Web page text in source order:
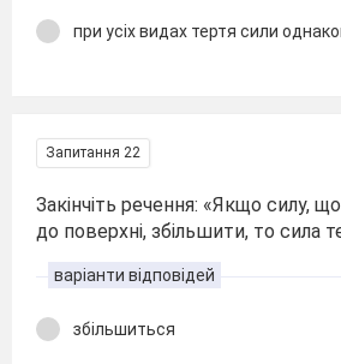
при усіх видах тертя сили
Запитання 22
Закінчіть речення: «Якщо силу,
до поверхні, збільшити, то сила
варіанти відповідей
збільшиться